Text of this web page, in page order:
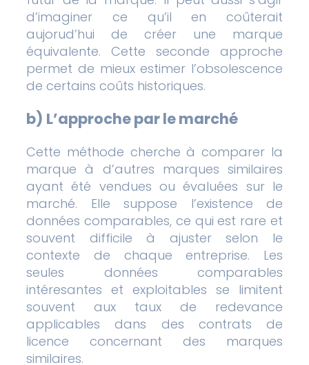
d’imaginer ce qu’il en coûterait
aujorud’hui de créer une marque
équivalente. Cette seconde approche
permet de mieux estimer l’obsolescence
de certains coûts historiques.
b) L’approche par le marché
Cette méthode cherche à comparer la
marque à d’autres marques similaires
ayant été vendues ou évaluées sur le
marché. Elle suppose l’existence de
données comparables, ce qui est rare et
souvent difficile à ajuster selon le
contexte de chaque entreprise. Les
seules données comparables
intéresantes et exploitables se limitent
souvent aux taux de redevance
applicables dans des contrats de
licence concernant des marques
similaires.